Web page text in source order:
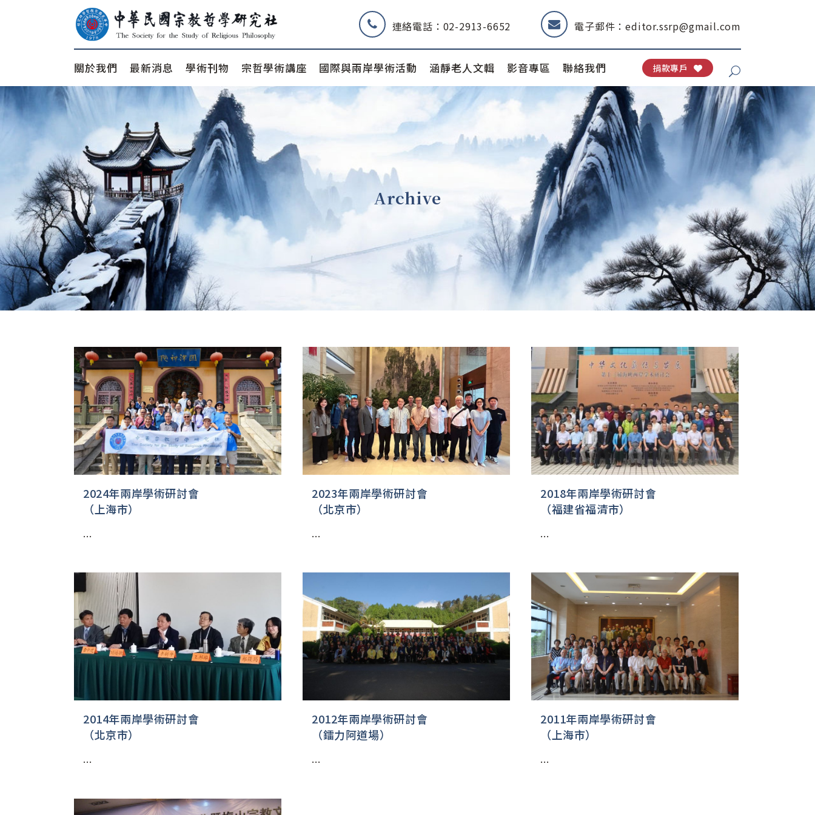
連絡電話：02-2913-6652 電子郵件：editor.ssrp@gmail.com
關於我們 最新消息 學術刊物 宗哲學術講座 國際與兩岸學術活動 涵靜老人文輯 影音專區 聯絡我們 捐款專戶
Archive
2024年兩岸學術研討會
（上海市）
...
2023年兩岸學術研討會
（北京市）
...
2018年兩岸學術研討會
（福建省福清市）
...
2014年兩岸學術研討會
（北京市）
...
2012年兩岸學術研討會
（鐳力阿道場）
...
2011年兩岸學術研討會
（上海市）
...